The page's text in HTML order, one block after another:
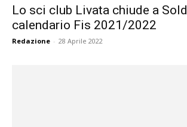
Lo sci club Livata chiude a
calendario Fis 2021/2022
Redazione - 28 Aprile 2022